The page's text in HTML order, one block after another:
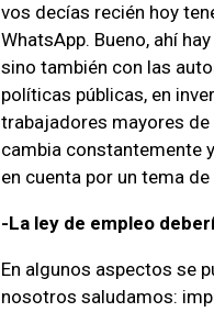
vos decías recién hoy
WhatsApp. Bueno, ahí
sino también con las
políticas públicas, en
trabajadores mayores
cambia constantemente
en cuenta por un tema
-La ley de empleo
En algunos aspectos se
nosotros saludamos: